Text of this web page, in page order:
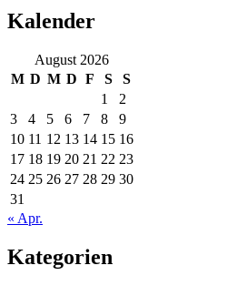
Kalender
August 2026
M D M D F S
S
1
2
3
4 5 6 7 8
9
10 11 12 13 14 15 16
17 18 19 20 21 22 23
24 25 26 27 28 29 30
31
« Apr.
Kategorien